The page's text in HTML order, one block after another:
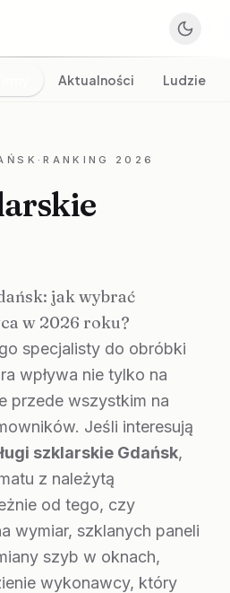
Aktualności Ludzie
·RANKING 2026
jak wybrać
w 2026 roku?
specjalisty do obróbki
wpływa nie tylko na
przede wszystkim na
Jeśli interesują
szklarskie Gdańsk,
z należytą
od tego, czy
wymiar, szklanych paneli
szyb w oknach,
wykonawcy, który